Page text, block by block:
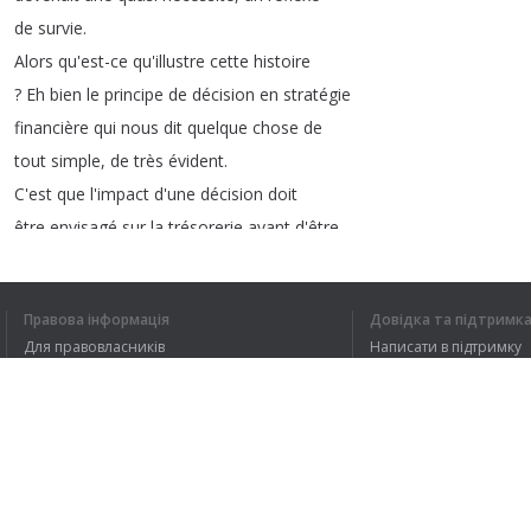
de survie.
Alors qu'est-ce qu'illustre cette histoire
? Eh bien le principe de décision en stratégie
financière qui nous dit quelque chose de
tout simple, de très évident.
C'est que l'impact d'une décision doit
être envisagé sur la trésorerie avant d'être
n'est pas mise en faillite
perd de l'argent mais parce qu'elle n'a
Правова інформація
Для правовласників
Довідка та підтримка
Написати в підтримку